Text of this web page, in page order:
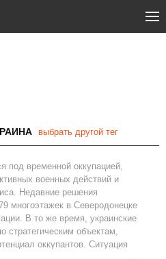
выбрать другой тег
под временной оккупацией,
военных действий и
Недавние решения
многоэтажек в Северодонецке
В то же время, украинские
стратегическим объектам,
оккупантов. Ситуация